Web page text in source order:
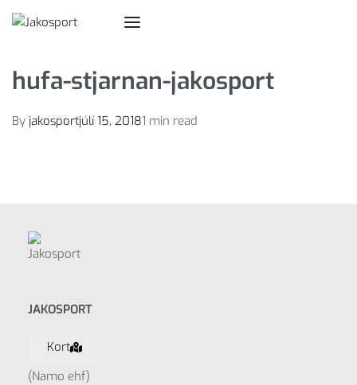
hufa-stjarnan-jakosport
By jakosportjúlí 15, 20181 min read
JAKOSPORT
Kort
(Namo ehf)